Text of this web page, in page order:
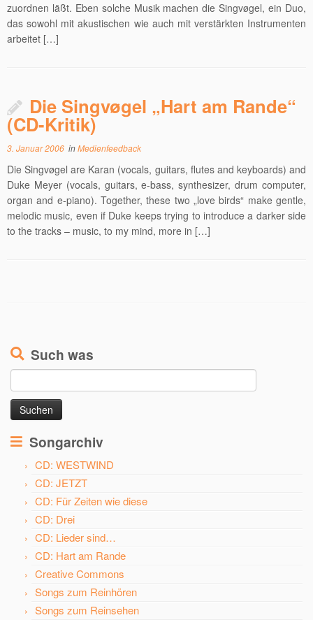
zuordnen läßt. Eben solche Musik machen die Singvøgel, ein Duo,
das sowohl mit akustischen wie auch mit verstärkten Instrumenten
arbeitet […]
Die Singvøgel „Hart am Rande“
(CD-Kritik)
3. Januar 2006 inMedienfeedback
Die Singvøgel are Karan (vocals, guitars, flutes and keyboards) and
Duke Meyer (vocals, guitars, e-bass, synthesizer, drum computer,
organ and e-piano). Together, these two „love birds“ make gentle,
melodic music, even if Duke keeps trying to introduce a darker side
to the tracks – music, to my mind, more in […]
Such was
nach:
Songarchiv
CD: WESTWIND
CD: JETZT
CD: Für Zeiten wie diese
CD: Drei
CD: Lieder sind…
CD: Hart am Rande
Creative Commons
Songs zum Reinhören
Songs zum Reinsehen